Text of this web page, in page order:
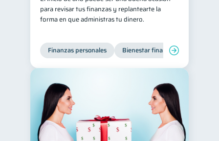
Salud mental ahorro
Gasto responsable 1
información financiera
para revisar tus finanzas y replantearte la
forma en que administras tu dinero.
Finanzas personales Bienestar financiero